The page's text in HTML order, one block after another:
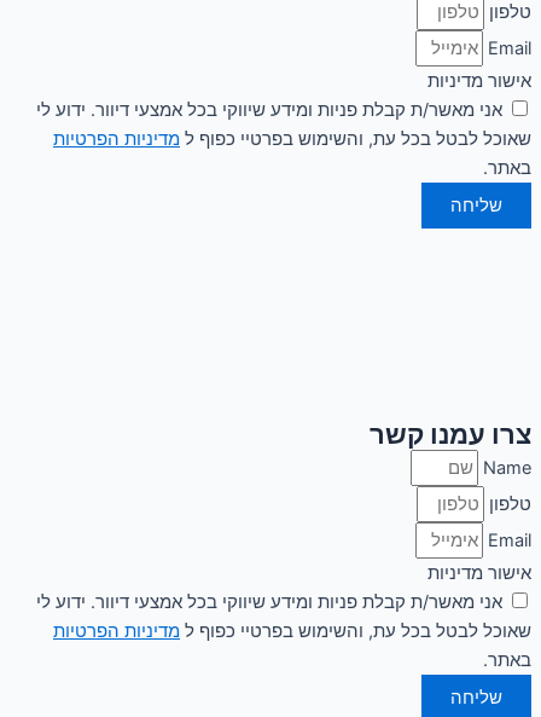
טלפון
Email
אישור מדיניות
אני מאשר/ת קבלת פניות ומידע שיווקי בכל אמצעי דיוור. ידוע לי
שאוכל לבטל בכל עת, והשימוש בפרטיי כפוף ל מדיניות הפרטיות
באתר.
שליחה
צרו עמנו קשר
Name
טלפון
Email
אישור מדיניות
אני מאשר/ת קבלת פניות ומידע שיווקי בכל אמצעי דיוור. ידוע לי
שאוכל לבטל בכל עת, והשימוש בפרטיי כפוף ל מדיניות הפרטיות
באתר.
שליחה